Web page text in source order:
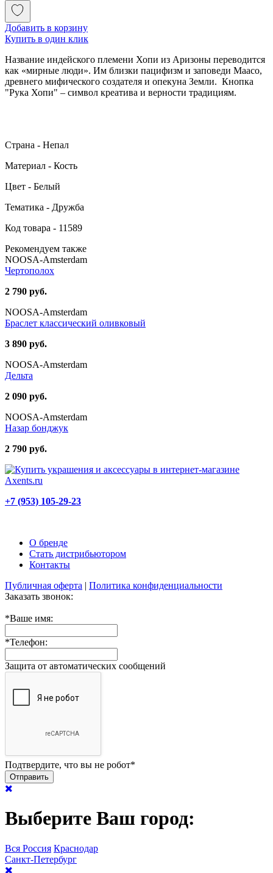
Добавить в корзину
Купить в один клик
Название индейского племени Хопи из Аризоны переводится
как «мирные люди». Им близки пацифизм и заповеди Маасо,
древнего мифического создателя и опекуна Земли. Кнопка
"Рука Хопи" – символ креатива и верности традициям.
Страна - Непал
Материал - Кость
Цвет - Белый
Тематика - Дружба
Код товара - 11589
Рекомендуем также
NOOSA-Amsterdam
Чертополох
2 790 руб.
NOOSA-Amsterdam
Браслет классический оливковый
3 890 руб.
NOOSA-Amsterdam
Дельта
2 090 руб.
NOOSA-Amsterdam
Назар бонджук
2 790 руб.
+7 (953) 105-29-23
О бренде
Стать дистрибьютором
Контакты
Публичная оферта | Политика конфиденциальности
Заказать звонок:
*Ваше имя:
*Телефон:
Защита от автоматических сообщений
Подтвердите, что вы не робот*
Выберите Ваш город:
Вся Россия Краснодар
Санкт-Петербург